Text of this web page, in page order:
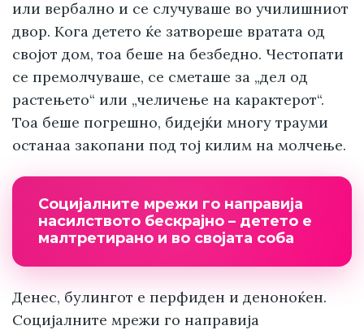
или вербално и се случуваше во училишниот
двор. Кога детето ќе затвореше вратата од
својот дом, тоа беше на безбедно. Честопати
се премолчуваше, се сметаше за „дел од
растењето“ или „челичење на карактерот“.
Тоа беше погрешно, бидејќи многу трауми
останаа закопани под тој килим на молчење.
Социјалните мрежи го направија
насилството бескрајно – детето е
малтретирано и во својата соба
Денес, булингот е перфиден и деноноќен.
Социјалните мрежи го направија